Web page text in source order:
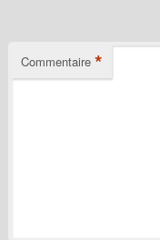
Commentaire *